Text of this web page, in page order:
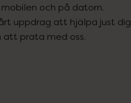
och på datorn.
uppdrag att hjälpa just dig
prata med oss.